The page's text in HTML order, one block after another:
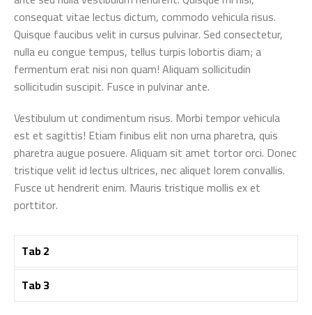
consequat vitae lectus dictum, commodo vehicula risus.
Quisque faucibus velit in cursus pulvinar. Sed consectetur,
nulla eu congue tempus, tellus turpis lobortis diam; a
fermentum erat nisi non quam! Aliquam sollicitudin
sollicitudin suscipit. Fusce in pulvinar ante.
Vestibulum ut condimentum risus. Morbi tempor vehicula
est et sagittis! Etiam finibus elit non urna pharetra, quis
pharetra augue posuere. Aliquam sit amet tortor orci. Donec
tristique velit id lectus ultrices, nec aliquet lorem convallis.
Fusce ut hendrerit enim. Mauris tristique mollis ex et
porttitor.
Tab 2
Tab 3